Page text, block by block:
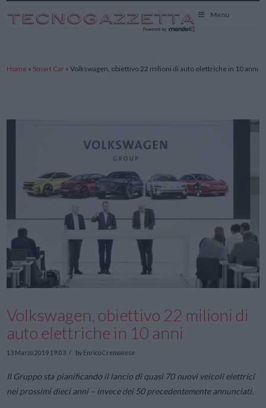
Menu
Home » Smart Car »Volkswagen, obiettivo 22 milioni di auto elettriche in 10 anni
Volkswagen, obiettivo 22 milioni di
auto elettriche in 10 anni
13 Marzo 2019 19:03 by Enrico Cremonese
Il Gruppo sta pianificando il lancio di quasi 70 nuovi veicoli elettrici
nei prossimi dieci anni – invece dei 50 precedentemente annunciati.